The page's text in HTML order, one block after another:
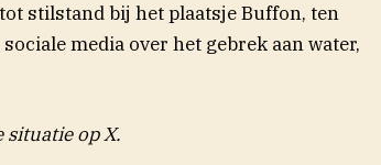
stilstand bij het plaatsje Buffon, ten
media over het gebrek aan water,
situatie op X.